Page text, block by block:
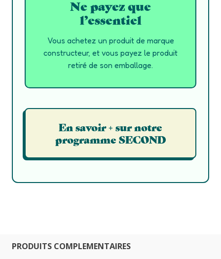
Ne payez que
l’essentiel
Vous achetez un produit de marque
constructeur, et vous payez le produit
retiré de son emballage.
En savoir + sur notre
programme SECOND
PRODUITS COMPLEMENTAIRES